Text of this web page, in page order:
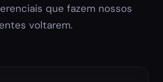
que fazem nossos
voltarem.